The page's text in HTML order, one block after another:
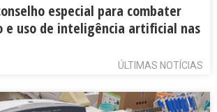
especial para combater
e uso de inteligência artificial nas
ÚLTIMAS NOTÍCIAS